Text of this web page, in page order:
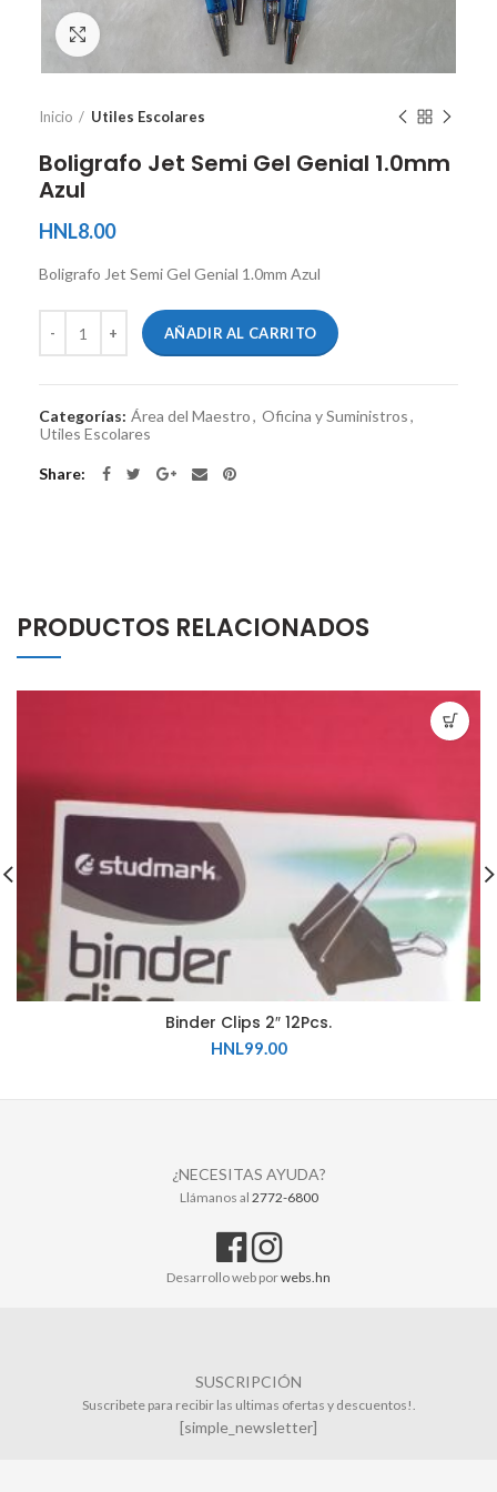
Ver tamaño completo
Inicio Utiles Escolares
Boligrafo Jet Semi Gel Genial 1.0mm
Azul
HNL8.00
Boligrafo Jet Semi Gel Genial 1.0mm Azul
AÑADIR AL CARRITO
Categorías: Área del Maestro, Oficina y Suministros,
Utiles Escolares
Share
PRODUCTOS RELACIONADOS
Binder Clips 2″ 12Pcs.
HNL99.00
¿NECESITAS AYUDA?
Llámanos al 2772-6800
Desarrollo web porwebs.hn
SUSCRIPCIÓN
Suscribete para recibir las ultimas ofertas y descuentos!.
[simple_newsletter]